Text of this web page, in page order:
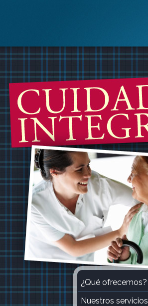
¿Qué ofrecemos?
Nuestros servicios